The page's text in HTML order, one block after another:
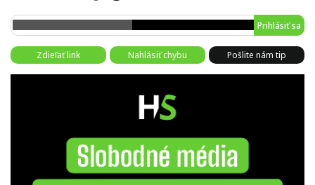
Prihlásiť sa
Zdieľať link Nahlásiť chybu Pošlite nám tip